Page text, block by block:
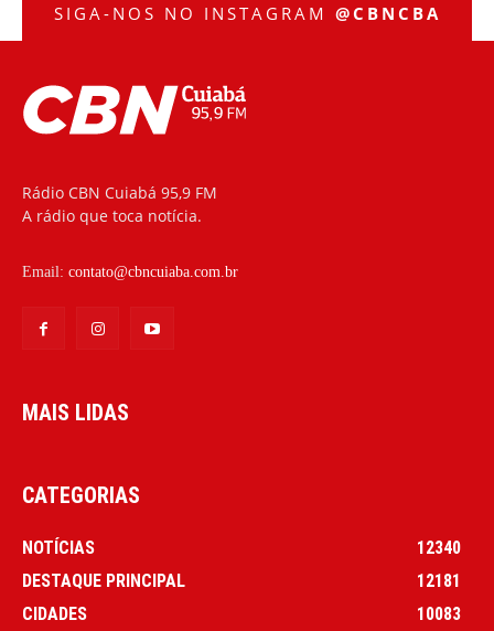
SIGA-NOS NO INSTAGRAM @CBNCBA
Rádio CBN Cuiabá 95,9 FM
A rádio que toca notícia.
Email: contato@cbncuiaba.com.br
MAIS LIDAS
CATEGORIAS
NOTÍCIAS
12340
DESTAQUE PRINCIPAL
12181
CIDADES
10083